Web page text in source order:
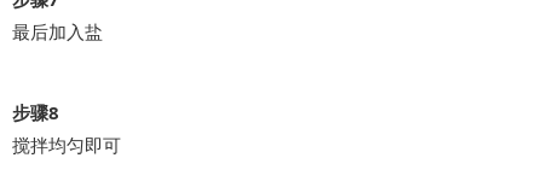
最后加入盐
步骤8
搅拌均匀即可